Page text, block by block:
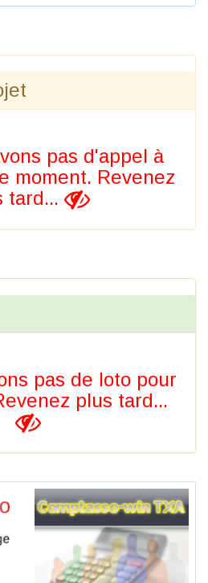
pas d'appel à
moment. Revenez
tard...
pas de loto pour
plus tard...